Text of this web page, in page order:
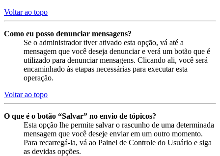
Voltar ao topo
Como eu posso denunciar mensagens?
Se o administrador tiver ativado esta opção, vá até a
mensagem que você deseja denunciar e verá um botão que é
utilizado para denunciar mensagens. Clicando ali, você será
encaminhado às etapas necessárias para executar esta
operação.
Voltar ao topo
O que é o botão “Salvar” no envio de tópicos?
Esta opção lhe permite salvar o rascunho de uma determinada
mensagem que você deseje enviar em um outro momento.
Para recarregá-la, vá ao Painel de Controle do Usuário e siga
as devidas opções.